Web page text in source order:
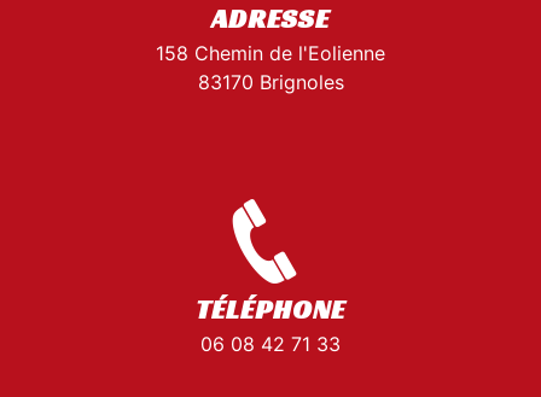
ADRESSE
158 Chemin de l'Eolienne
83170 Brignoles
TÉLÉPHONE
06 08 42 71 33